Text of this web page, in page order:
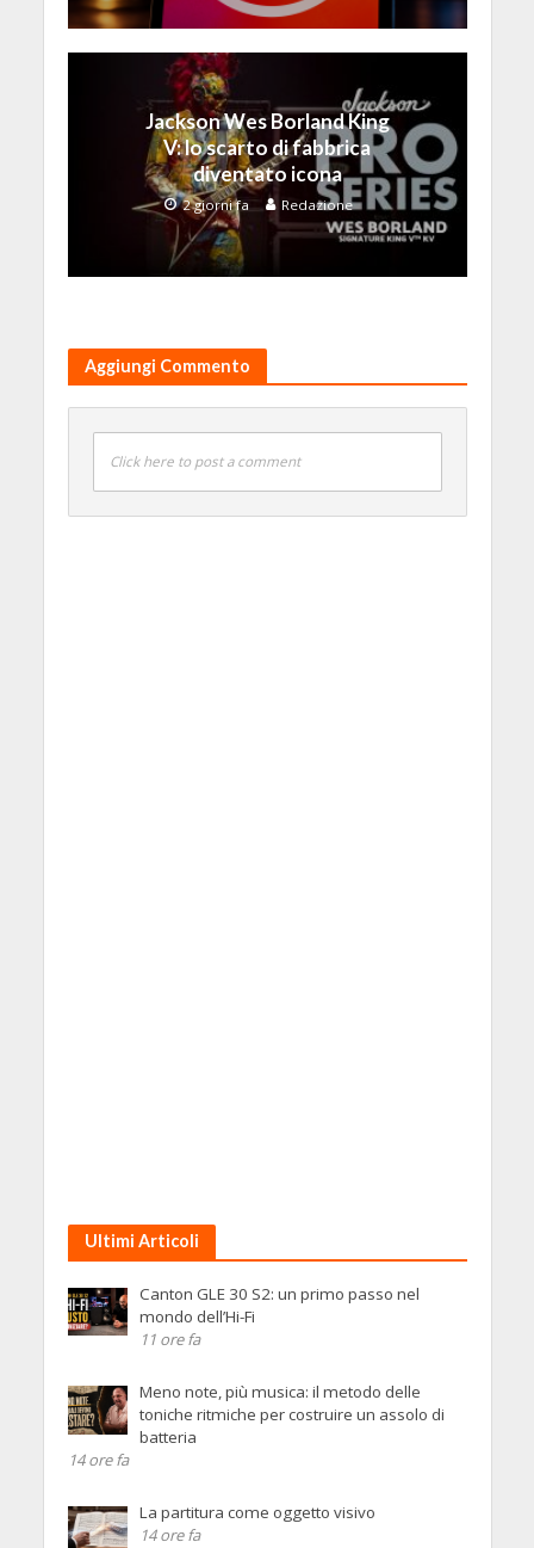
Jackson Wes Borland King
V: lo scarto di fabbrica
diventato icona
2 giorni fa Redazione
Aggiungi Commento
Click here to post a comment
Ultimi Articoli
Canton GLE 30 S2: un primo passo nel
mondo dell’Hi-Fi
11 ore fa
Meno note, più musica: il metodo delle
toniche ritmiche per costruire un assolo di
batteria
14 ore fa
La partitura come oggetto visivo
14 ore fa